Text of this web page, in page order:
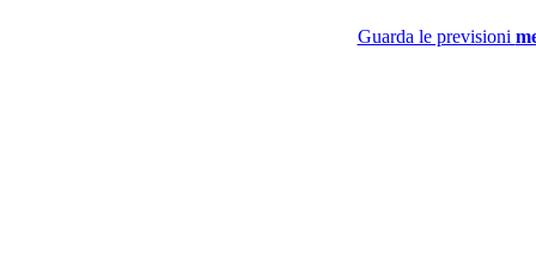
Guarda le previsioni